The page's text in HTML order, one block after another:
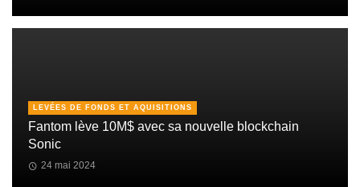
LEVÉES DE FONDS ET AQUISITIONS
Fantom lève 10M$ avec sa nouvelle blockchain
Sonic
24 mai 2024